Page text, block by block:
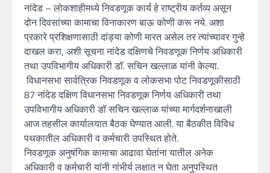
नांदेड – लोकशाहीमध्ये निवडणूक कार्य हे राष्ट्रीय कर्तव्य असून
दोन दिवसांच्या कामाचा विनाकारण बाऊ कोणी करू नये. अशा
प्रकारे प्रशिक्षणासाठी दांड्या कोणी मारत असेल तर त्यांच्यावर गुन्हे
दाखल करा, अशी सूचना नांदेड दक्षिणचे निवडणूक निर्णय अधिकारी
तथा उपविभागीय अधिकारी डॉ. सचिन खल्लाळ यांनी केल्या.
विधानसभा सार्वत्रिक निवडणूक व लोकसभा पोट निवडणूकीसाठी
87 नांदेड दक्षिण विधानसभा निवडणूक निर्णय अधिकारी तथा
उपविभागीय अधिकारी डॉ सचिन खल्लाळ यांच्या मार्गदर्शनाखाली
आज तहसील कार्यालयात बैठक घेण्यात आली. या बैठकीत विविध
पथकातील अधिकारी व कर्मचारी उपस्थित होते.
निवडणूक अनुषंगिक कामाचा आढावा घेतांना यातील अनेक
अधिकारी व कर्मचारी यांनी गांभीर्य लक्षात न घेता अनुपस्थित